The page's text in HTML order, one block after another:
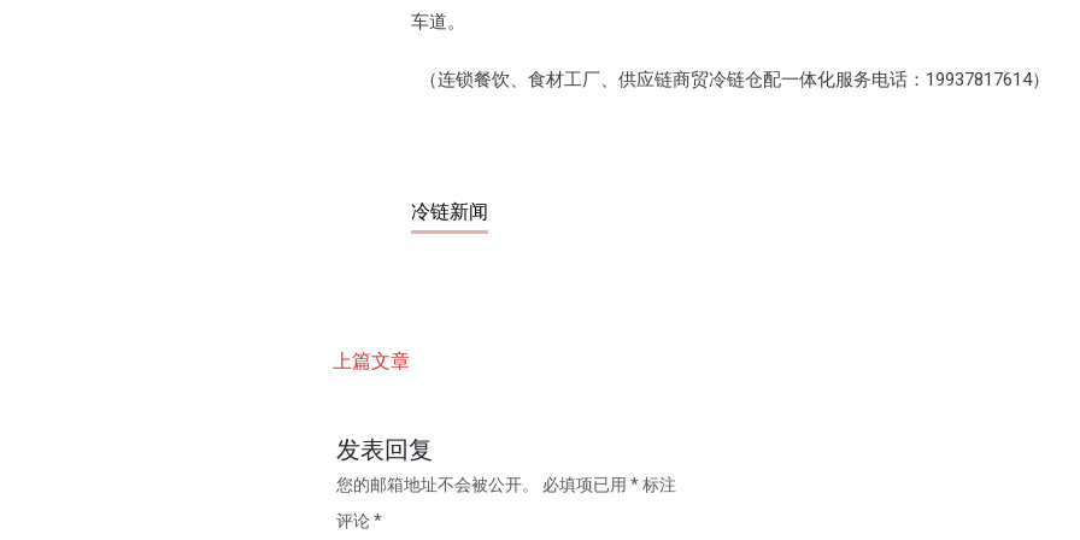
车道。
（连锁餐饮、食材工厂、供应链商贸冷链仓配一体化服务电话：19937817614）
冷链新闻
上篇文章
发表回复
您的邮箱地址不会被公开。 必填项已用 *标注
评论*